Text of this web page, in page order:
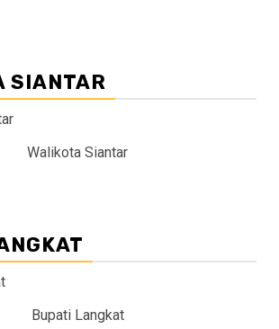
SIANTAR
Walikota Siantar
Bupati Langkat